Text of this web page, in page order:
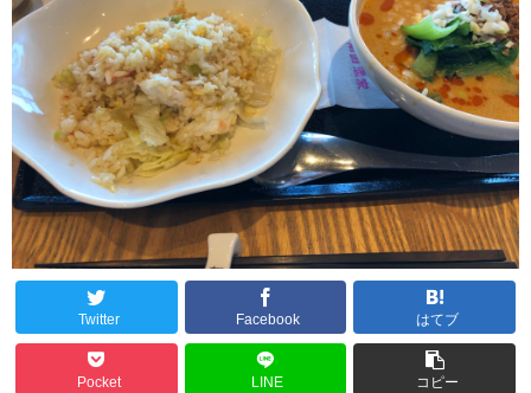
Twitter Facebook はてブ
Pocket LINE コピー